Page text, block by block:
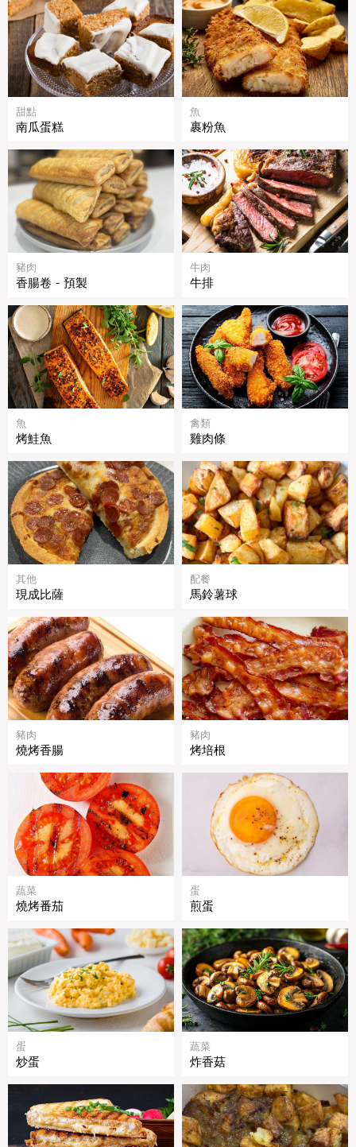
甜點
南瓜蛋糕
魚
裹粉魚
豬肉
香腸卷 - 預製
牛肉
牛排
魚
烤鮭魚
禽類
雞肉條
其他
現成比薩
配餐
馬鈴薯球
豬肉
燒烤香腸
豬肉
烤培根
蔬菜
燒烤番茄
蛋
煎蛋
蛋
炒蛋
蔬菜
炸香菇